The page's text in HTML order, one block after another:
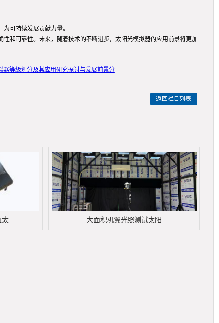
可持续发展贡献力量。
和可靠性。未来，随着技术的不断进步，太阳光模拟器的应用前景将更加
器等级划分及其应用研究探讨与发展前景分
返回栏目列表
太 大面积机翼光照测试太阳